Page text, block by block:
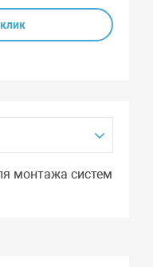
монтажа систем